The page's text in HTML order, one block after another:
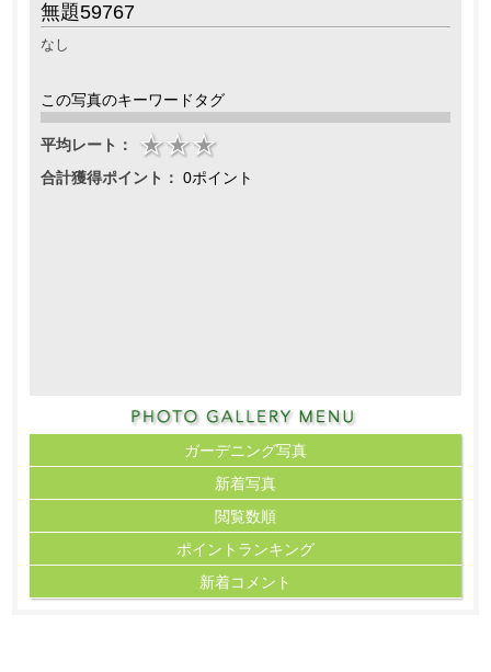
無題59767
なし
この写真のキーワードタグ
平均レート：
合計獲得ポイント： 0ポイント
ガーデニング写真
新着写真
閲覧数順
ポイント ランキング
新着コメント